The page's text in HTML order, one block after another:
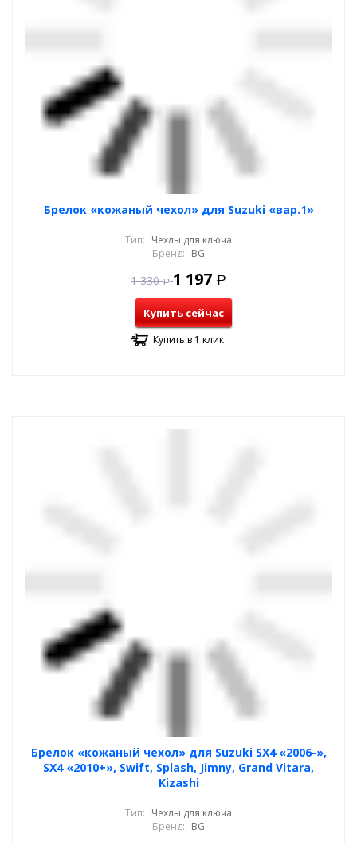
Брелок «кожаный чехол» для Suzuki «вар.1»
Тип: Чехлы для ключа
Бренд: BG
1 330 Р 1 197 Р
Купить сейчас
Купить в 1 клик
Брелок «кожаный чехол» для Suzuki SX4 «2006-»,
SX4 «2010+», Swift, Splash, Jimny, Grand Vitara,
Kizashi
Тип: Чехлы для ключа
Бренд: BG